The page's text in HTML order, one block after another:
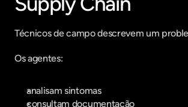
Técnicos de campo descrevem um
Os agentes:
analisam sintomas
consultam documentação